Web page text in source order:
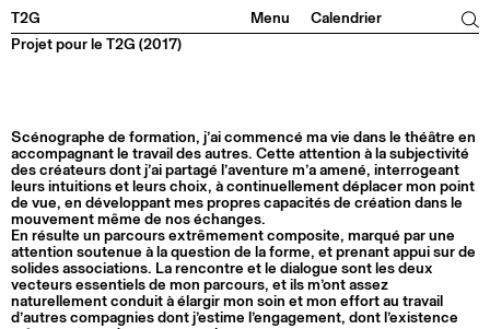
T2G Menu Calendrier
Facebook
Linkedin
Projet pour le T2G (2017)
Scénographe de formation, j’ai commencé ma vie dans le théâtre en
accompagnant le travail des autres. Cette attention à la subjectivité
des créateurs dont j’ai partagé l’aventure m’a amené, interrogeant
leurs intuitions et leurs choix, à continuellement déplacer mon point
de vue, en développant mes propres capacités de création dans le
mouvement même de nos échanges.
En résulte un parcours extrêmement composite, marqué par une
attention soutenue à la question de la forme, et prenant appui sur de
solides associations. La rencontre et le dialogue sont les deux
vecteurs essentiels de mon parcours, et ils m’ont assez
naturellement conduit à élargir mon soin et mon effort au travail
d’autres compagnies dont j’estime l’engagement, dont l’existence